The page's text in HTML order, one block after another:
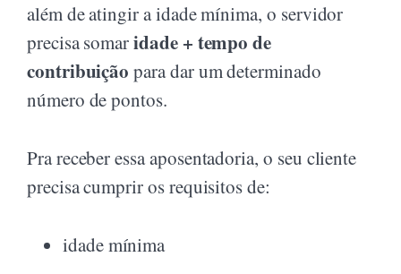
além de atingir a idade mínima, o servidor
precisa somaridade + tempo de
contribuição para dar um determinado
número de pontos.
Pra receber essa aposentadoria, o seu cliente
precisa cumprir os requisitos de:
idade mínima